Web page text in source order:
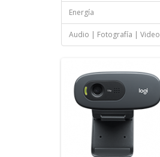
Energía
Audio | Fotografía | Video